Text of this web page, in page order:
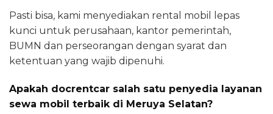
Pasti bisa, kami menyediakan rental mobil lepas
kunci untuk perusahaan, kantor pemerintah,
BUMN dan perseorangan dengan syarat dan
ketentuan yang wajib dipenuhi.
Apakah docrentcar salah satu penyedia layanan
sewa mobil terbaik di Meruya Selatan?